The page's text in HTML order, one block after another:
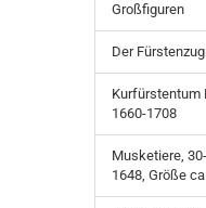
Großfiguren
Der
Kurfürstentum
1660-1708
Musketiere,
1648, Größe